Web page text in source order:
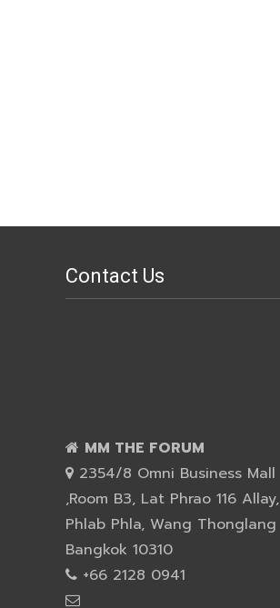
Contact Us
MM THE FORUM
2354/8 Omni Business Mall
,Room B3, Lat Phrao 116 Allay,
Phlab Phla, Wang Thonglang
Bangkok 10310
+66 2128 0941